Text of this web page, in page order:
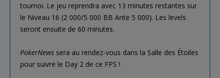
tournoi. Le jeu reprendra avec 13 minutes restantes sur
le Niveau 16 (2 000/5 000 BB Ante 5 000). Les levels
seront ensuite de 60 minutes.
PokerNews sera au rendez-vous dans la Salle des Étoiles
pour suivre le Day 2 de ce FPS !